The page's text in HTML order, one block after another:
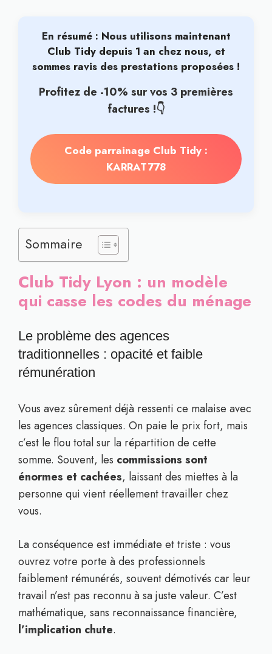
En résumé : Nous utilisons maintenant
Club Tidy depuis 1 an chez nous, et
sommes ravis des prestations proposées !
Profitez de -10% sur vos 3 premières
factures !👇
Code parrainage Club Tidy :
KARRAT778
Sommaire
Club Tidy Lyon : un modèle
qui casse les codes du ménage
Le problème des agences
traditionnelles : opacité et faible
rémunération
Vous avez sûrement déjà ressenti ce malaise avec
les agences classiques. On paie le prix fort, mais
c’est le flou total sur la répartition de cette
somme. Souvent, les commissions sont
énormes et cachées, laissant des miettes à la
personne qui vient réellement travailler chez
vous.
La conséquence est immédiate et triste : vous
ouvrez votre porte à des professionnels
faiblement rémunérés, souvent démotivés car leur
travail n’est pas reconnu à sa juste valeur. C’est
mathématique, sans reconnaissance financière,
l’implication chute.